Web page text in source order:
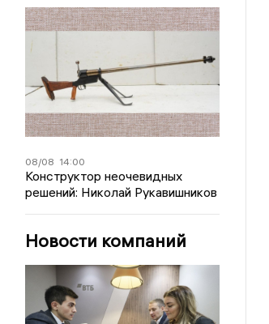
08/08 14:00
Конструктор неочевидных
решений: Николай Рукавишников
Новости компаний